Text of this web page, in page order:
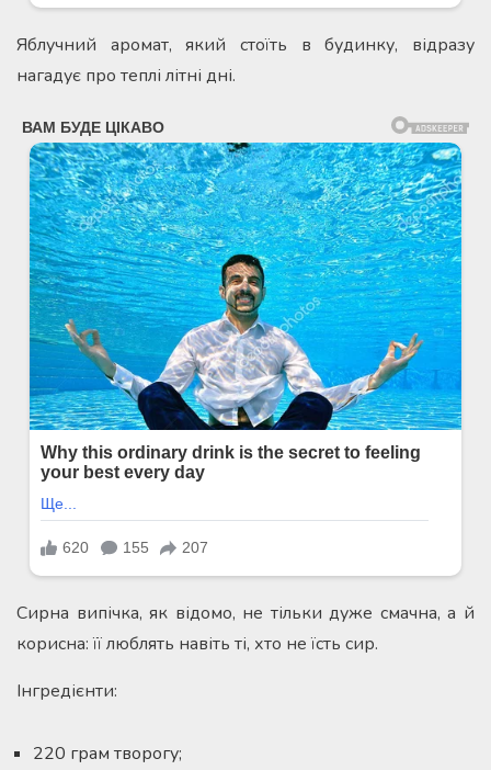
Яблучний аромат, який стоїть в будинку, відразу
нагадує про теплі літні дні.
Сирна випічка, як відомо, не тільки дуже смачна, а й
корисна: її люблять навіть ті, хто не їсть сир.
Інгредієнти:
220 грам творогу;